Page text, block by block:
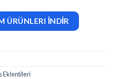
ÜRÜNLERI İNDİR
Eklentileri